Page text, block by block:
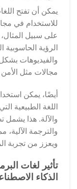
يمكن أن تفتح
للاستخدام في
على سبيل
الرؤية
والفيديوهات
مجالات مثل الأمن
أيضًا، يمكن
اللغة الطبيعية
والآلة. هذا يشمل
والترجمة الآلية،
ويعزز من تجربة
تأثير لغات
الذكاء